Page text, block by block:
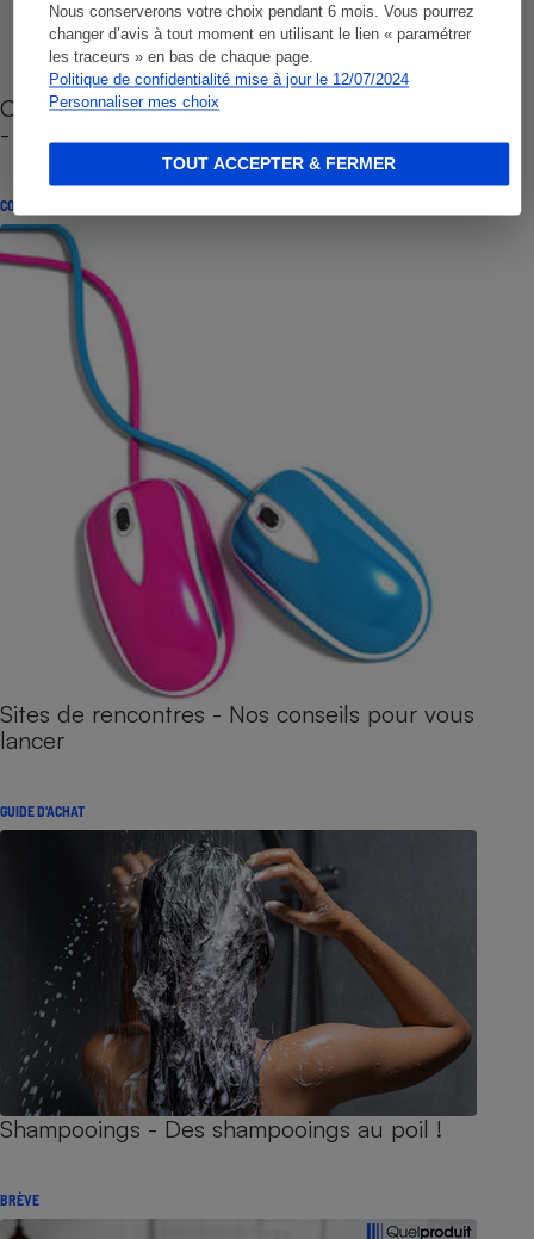
Nous conserverons votre choix pendant 6 mois. Vous pourrez
changer d’avis à tout moment en utilisant le lien « paramétrer
les traceurs » en bas de chaque page.
Politique de confidentialité mise à jour le 12/07/2024
Personnaliser mes choix
TOUT ACCEPTER & FERMER
Cafetière à capsules zéro déchet CoffeeB (vidéo)
- Premières impressions
CONSEILS
Sites de rencontres - Nos conseils pour vous
lancer
GUIDE D'ACHAT
Shampooings - Des shampooings au poil !
BRÈVE